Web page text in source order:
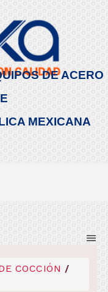
DE ACERO
MEXICANA
COCCIÓN /